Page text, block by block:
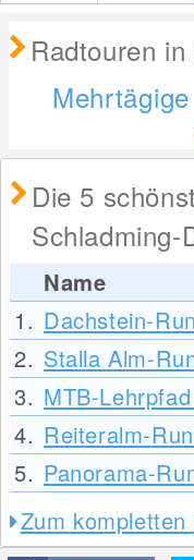
Radtouren
Mehrtägige
Die 5
Schladming-
Name
1. Dachstein-
2. Stalla Alm-
3. MTB-
4. Reiteralm-
5. Panorama-
Zum kompletten